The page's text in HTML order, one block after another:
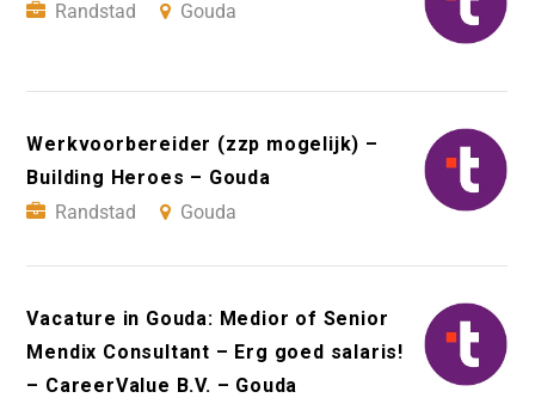
Randstad
Gouda
Werkvoorbereider (zzp mogelijk) –
Building Heroes – Gouda
Randstad
Gouda
Vacature in Gouda: Medior of Senior
Mendix Consultant – Erg goed salaris!
– CareerValue B.V. – Gouda